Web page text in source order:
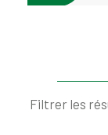
Filtrer les